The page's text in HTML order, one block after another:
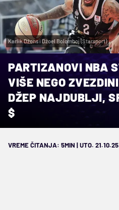
Karlik Džons i Džoel Bolomboj (Starsport)
PARTIZANOVI NBA
VIŠE NEGO
DŽEP NAJDUBLJI,
$
VREME ČITANJA: 5MIN | UTO.